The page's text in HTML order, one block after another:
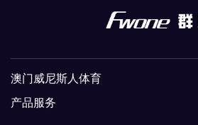
澳门威尼斯人体育
产品服务